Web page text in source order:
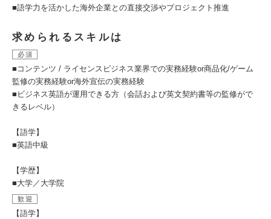
■語学力を活かした海外企業との直接交渉やプロジェクト推進
求められるスキルは
必須
■コンテンツ / ライセンスビジネス業界での実務経験or商品化/ゲーム
監修の実務経験or海外宣伝の実務経験
■ビジネス英語が運用できる方（会話および英文契約書等の監修がで
きるレベル）
【語学】
■英語中級
【学歴】
■大学／大学院
歓迎
【語学】